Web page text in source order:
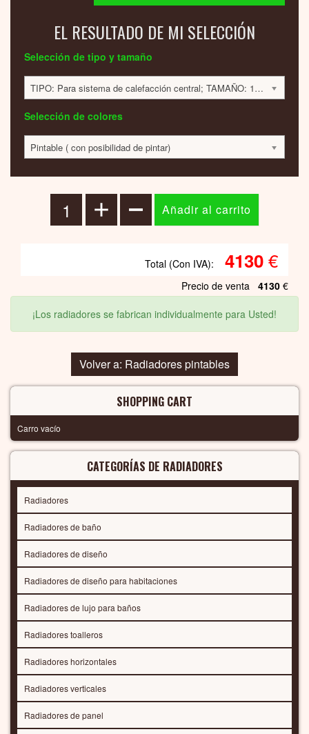
EL RESULTADO DE MI SELECCIÓN
Selección de tipo y tamaño
TIPO: Para sistema de calefacción central; TAMAÑO: 1800x500x70 mm; 769 VATIOS; 4130 EUR
Selección de colores
Pintable ( con posibilidad de pintar)
Total (Con IVA): 4130€
Precio de venta 4130 €
¡Los radiadores se fabrican individualmente para Usted!
Volver a: Radiadores pintables
SHOPPING CART
Carro vacío
CATEGORÍAS DE RADIADORES
Radiadores
Radiadores de baño
Radiadores de diseño
Radiadores de diseño para habitaciones
Radiadores de lujo para baños
Radiadores toalleros
Radiadores horizontales
Radiadores verticales
Radiadores de panel